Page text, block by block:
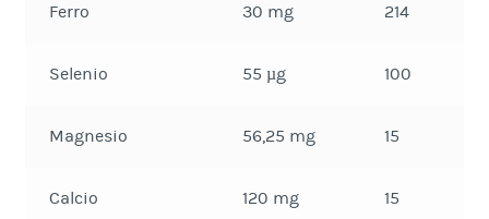
Ferro 30 mg 214
Selenio 55 µg 100
Magnesio 56,25 mg 15
Calcio 120 mg 15